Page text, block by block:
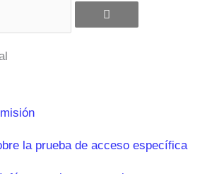
la prueba de acceso específica